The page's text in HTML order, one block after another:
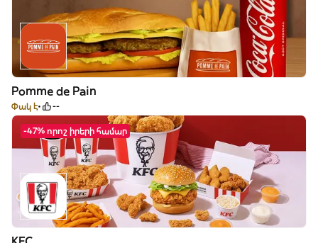
Pomme de Pain
Փակ է --
-47% որոշ իրերի համար